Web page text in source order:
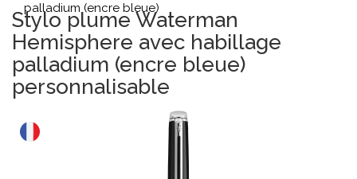
palladium (encre bleue)
Stylo plume Waterman
Hemisphere avec habillage
palladium (encre bleue)
personnalisable